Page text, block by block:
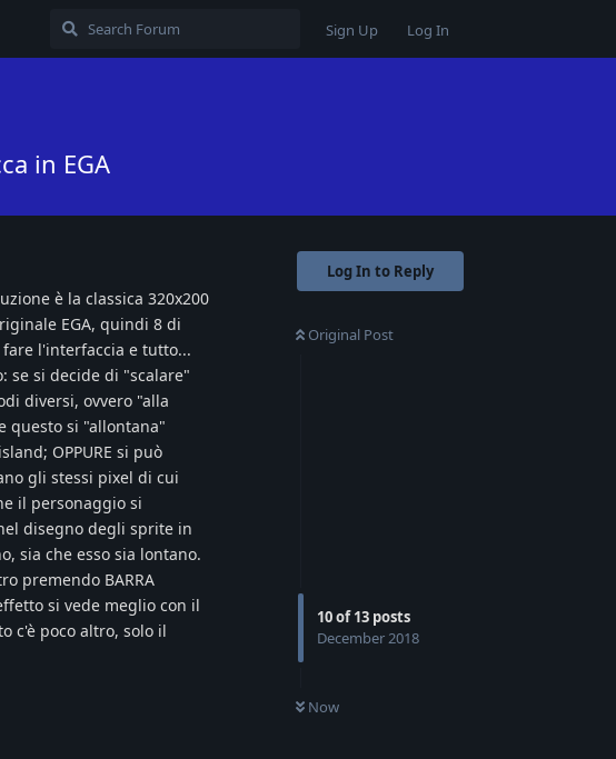
Sign Up Log In
in EGA
Log In to Reply
Original Post
10of13 posts
December 2018
Now
è la classica 320x200
EGA, quindi 8 di
l'interfaccia e tutto...
se si decide di "scalare"
diversi, ovvero "alla
questo si "allontana"
OPPURE si può
gli stessi pixel di cui
il personaggio si
disegno degli sprite in
sia che esso sia lontano.
premendo BARRA
si vede meglio con il
c'è poco altro, solo il